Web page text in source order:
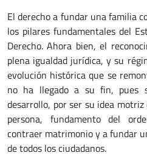
El derecho a fundar una familia
los pilares fundamentales del
Derecho. Ahora bien, el
plena igualdad jurídica, y su
evolución histórica que se
no ha llegado a su fin, pues
desarrollo, por ser su idea
persona, fundamento del
contraer matrimonio y a fundar
de todos los ciudadanos.